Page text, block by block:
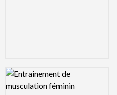
Logo Preview Image